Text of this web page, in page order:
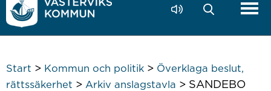
Start > Kommun och politik> Överklaga beslut,
rättssäkerhet > Arkiv anslagstavla > SANDEBO